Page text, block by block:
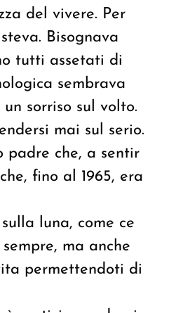
del vivere. Per
Bisognava
tutti assetati di
sembrava
sorriso sul volto.
mai sul serio.
padre che, a sentir
fino al 1965, era
luna, come ce
ma anche
permettendoti di